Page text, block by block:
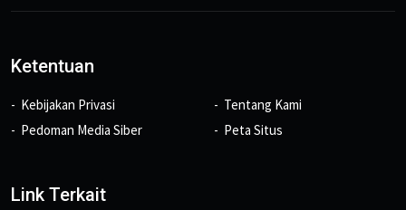
Ketentuan
Kebijakan Privasi
Pedoman Media Siber
Tentang Kami
Peta Situs
Link Terkait